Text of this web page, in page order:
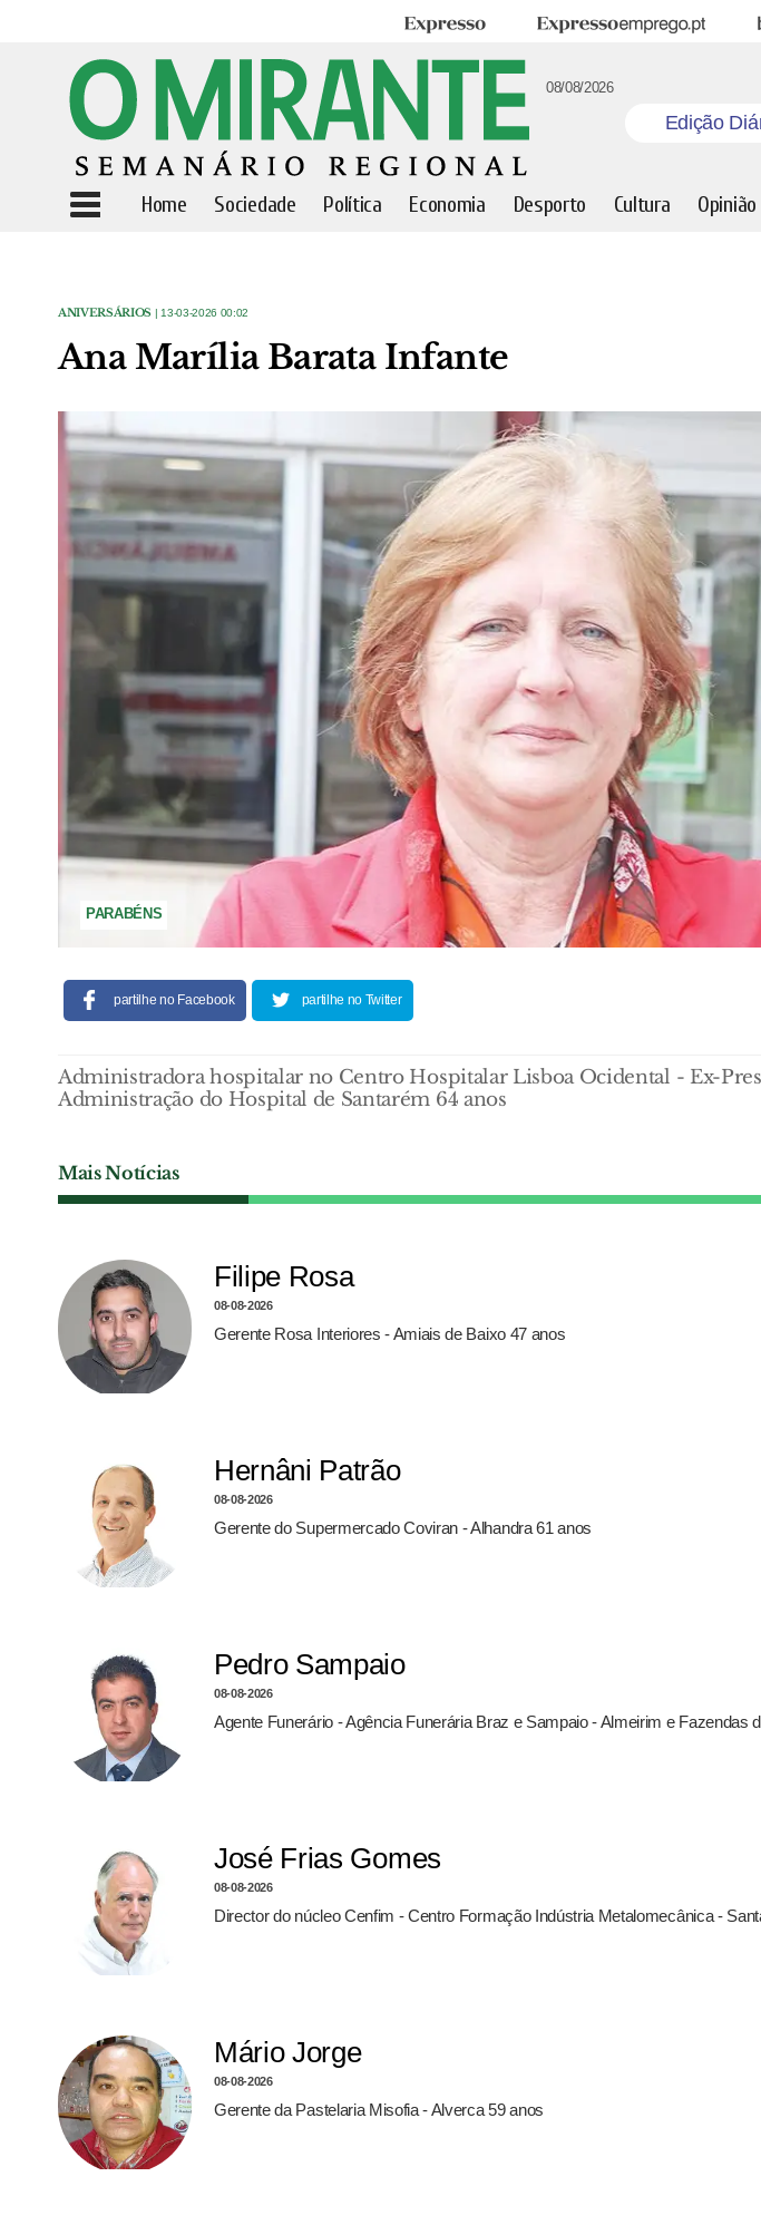
Expresso Expresso Emprego
08/08/2026
Edição
Home Sociedade Política Economia Desporto Cultura Opinião
ANIVERSÁRIOS | 13-03-2026 00:02
Ana Marília Barata Infante
PARABÉNS
partilhe no Facebook partilhe no Twitter
Administradora hospitalar no Centro Hospitalar Lisboa Ocidental - Ex-
Administração do Hospital de Santarém 64 anos
Mais Notícias
Filipe Rosa
08-08-2026
Gerente Rosa Interiores - Amiais de Baixo 47 anos
Hernâni Patrão
08-08-2026
Gerente do Supermercado Coviran - Alhandra 61 anos
Pedro Sampaio
08-08-2026
Agente Funerário - Agência Funerária Braz e Sampaio - Almeirim e Fazendas
José Frias Gomes
08-08-2026
Director do núcleo Cenfim - Centro Formação Indústria Metalomecânica -
Mário Jorge
08-08-2026
Gerente da Pastelaria Misofia - Alverca 59 anos